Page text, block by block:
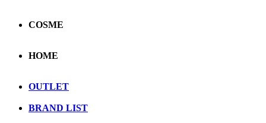
COSME
HOME
OUTLET
BRAND LIST